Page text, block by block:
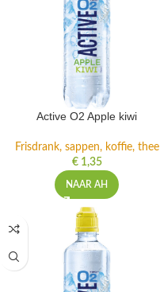
Active O2 Apple kiwi
Frisdrank, sappen, koffie, thee
€1,35
NAAR AH